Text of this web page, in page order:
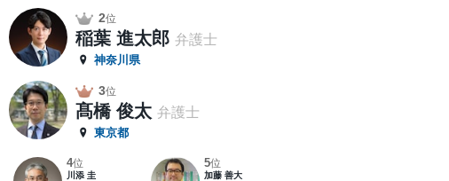
2位
稲葉 進太郎 弁護士
神奈川県
3位
髙橋 俊太 弁護士
東京都
4位
川添 圭
5位
加藤 善大